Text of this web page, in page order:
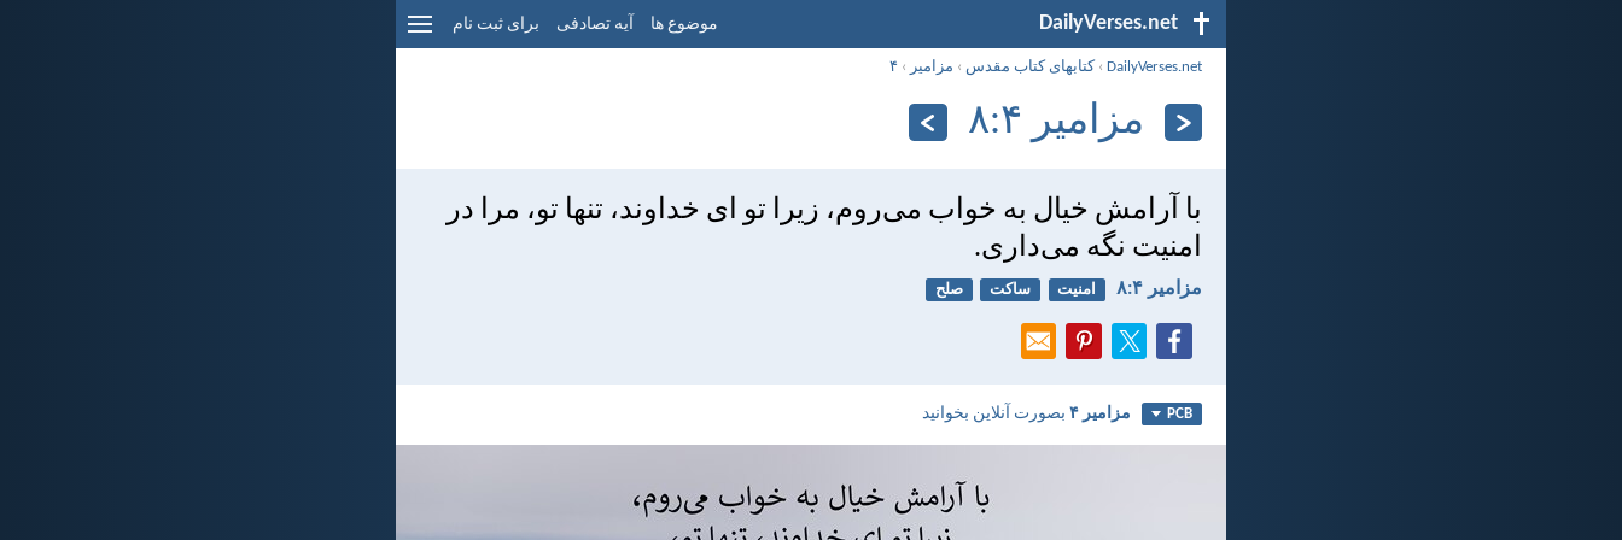
DailyVerses.net موضوع ها آیه تصادفی برای ثبت نام
DailyVerses.net
›کتابهای کتاب مقدس › مزامير › ۴
مزامير ۴:‏۸
با آرامش خيال به خواب می‌روم، زيرا تو ای خداوند، تنها تو، مرا در
امنيت نگه می‌داری.
مزامير ۴:‏۸ امنیت ساکت صلح
PCB مزامير ۴ بصورت آنلاین بخوانید